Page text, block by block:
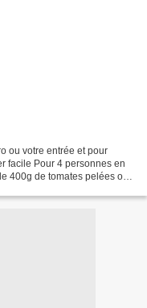
ou votre entrée et pour
facile Pour 4 personnes en
400g de tomates pelées ou